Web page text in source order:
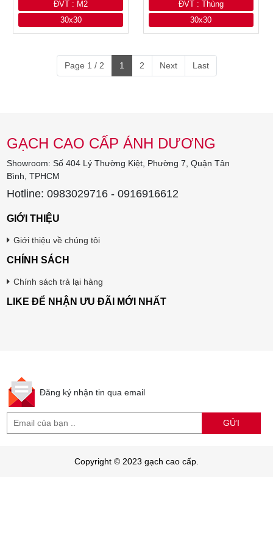
ĐVT : M2
30x30
ĐVT : Thùng
30x30
Page 1 / 2 1 2 Next Last
GẠCH CAO CẤP ÁNH DƯƠNG
Showroom: Số 404 Lý Thường Kiệt, Phường 7, Quận Tân
Bình, TPHCM
Hotline: 0983029716 - 0916916612
GIỚI THIỆU
Giới thiệu về chúng tôi
CHÍNH SÁCH
Chính sách trả lại hàng
LIKE ĐỂ NHẬN ƯU ĐÃI MỚI NHẤT
Đăng ký nhận tin qua email
GỬI
Copyright © 2023 gạch cao cấp.